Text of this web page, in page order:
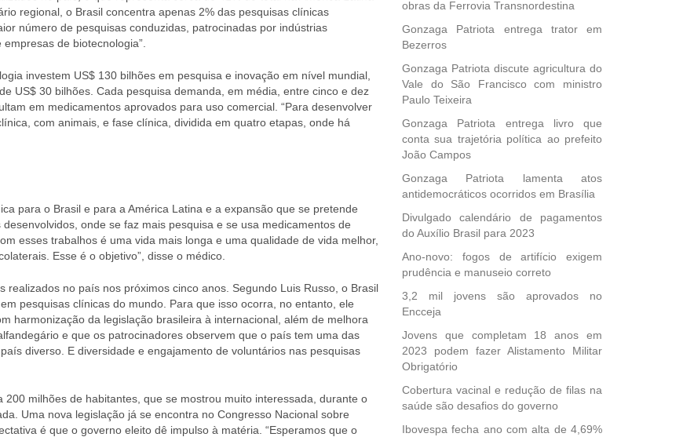
regional, o Brasil concentra apenas 2% das pesquisas clínicas
número de pesquisas conduzidas, patrocinadas por indústrias
de biotecnologia”.
investem US$ 130 bilhões em pesquisa e inovação em nível mundial,
US$ 30 bilhões. Cada pesquisa demanda, em média, entre cinco e dez
em medicamentos aprovados para uso comercial. “Para desenvolver
com animais, e fase clínica, dividida em quatro etapas, onde há
para o Brasil e para a América Latina e a expansão que se pretende
onde se faz mais pesquisa e se usa medicamentos de
esses trabalhos é uma vida mais longa e uma qualidade de vida melhor,
Esse é o objetivo”, disse o médico.
realizados no país nos próximos cinco anos. Segundo Luis Russo, o Brasil
pesquisas clínicas do mundo. Para que isso ocorra, no entanto, ele
harmonização da legislação brasileira à internacional, além de melhora
e que os patrocinadores observem que o país tem uma das
diverso. E diversidade e engajamento de voluntários nas pesquisas
milhões de habitantes, que se mostrou muito interessada, durante o
Uma nova legislação já se encontra no Congresso Nacional sobre
é que o governo eleito dê impulso à matéria. “Esperamos que o
obras da Ferrovia Transnordestina
Gonzaga Patriota entrega trator em
Bezerros
Gonzaga Patriota discute agricultura do
Vale do São Francisco com ministro
Paulo Teixeira
Gonzaga Patriota entrega livro que
conta sua trajetória política ao prefeito
João Campos
Gonzaga Patriota lamenta atos
antidemocráticos ocorridos em Brasília
Divulgado calendário de pagamentos
do Auxílio Brasil para 2023
Ano-novo: fogos de artifício exigem
prudência e manuseio correto
3,2 mil jovens são aprovados no
Encceja
Jovens que completam 18 anos em
2023 podem fazer Alistamento Militar
Obrigatório
Cobertura vacinal e redução de filas na
saúde são desafios do governo
Ibovespa fecha ano com alta de 4,69%